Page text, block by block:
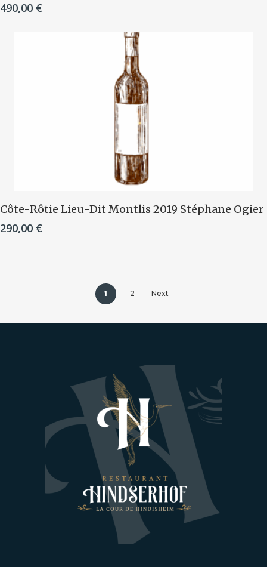
490,00 €
Ajouter Au Panier
Côte-Rôtie Lieu-Dit Montlis 2019 Stéphane Ogier
290,00 €
1 2 Next